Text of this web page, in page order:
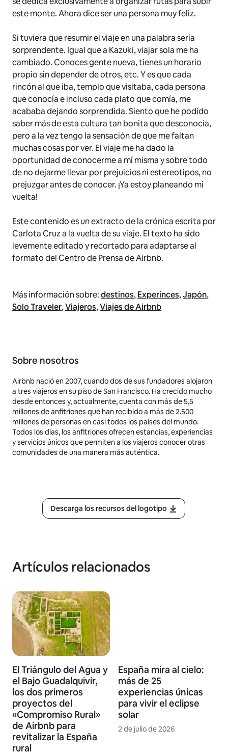
este monte. Ahora dice ser una persona muy feliz.
Si tuviera que resumir el viaje en una palabra sería
sorprendente. Igual que a Kazuki, viajar sola me ha
cambiado. Conoces gente nueva, tienes un horario
propio sin depender de otros, etc. Y es que cada
rincón al que iba, templo que visitaba, cada persona
que conocía e incluso cada plato que comía, me
acababa dejando sorprendida. Siento que he podido
saber más de esta cultura tan bonita que desconocía,
pero a la vez tengo la sensación de que me faltan
muchas cosas por ver. El viaje me ha dado la
oportunidad de conocerme a mí misma y sobre todo
de no dejarme llevar por prejuicios ni estereotipos, no
prejuzgar antes de conocer. ¡Ya estoy planeando mi
vuelta!
Este contenido es un extracto de la crónica escrita por
Carlota Cruz a la vuelta de su viaje. El texto ha sido
levemente editado y recortado para adaptarse al
formato del Centro de Prensa de Airbnb.
Más información sobre:destinos,Experinces,Japón,
Solo Traveler,Viajeros,Viajes de Airbnb
Sobre nosotros
Airbnb nació en 2007, cuando dos de sus fundadores alojaron
a tres viajeros en su piso de San Francisco. Ha crecido mucho
desde entonces y, actualmente, cuenta con más de 5,5
millones de anfitriones que han recibido a más de 2.500
millones de personas en casi todos los países del mundo.
Todos los días, los anfitriones ofrecen estancias, experiencias
y servicios únicos que permiten a los viajeros conocer otras
comunidades de una manera más auténtica.
Descarga los recursos del logotipo
Artículos relacionados
El Triángulo del Agua y
el Bajo Guadalquivir,
los dos primeros
proyectos del
«Compromiso Rural»
de Airbnb para
revitalizar la España
rural
España mira al cielo:
más de 25
experiencias únicas
para vivir el eclipse
solar
2 de julio de 2026